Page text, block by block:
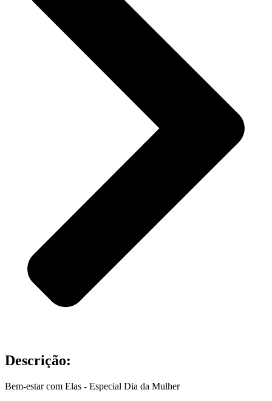
Descrição:
Bem-estar com Elas - Especial Dia da Mulher